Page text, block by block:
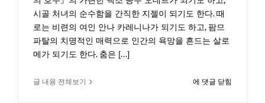
시골 처녀의 순수함을 간직한 지젤이 되기도 한다. 때
로는 비련의 여인 안나 카레니나가 되기도 하고, 팜므
파탈의 치명적인 매력으로 인간의 욕망을 흔드는 살로
메가 되기도 한다. 춤은 [...]
글 내용 전체보기
1190.
에 댓글 닫힘